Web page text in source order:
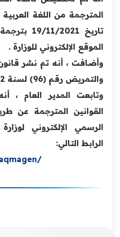
المترجمة من اللغة العربية
تاريخ 19/
الموقع الإلكتروني للوزارة .
وأضافت ، أنه تم نشر
والتمريض رقم (96) لسنة 2012" .
وتابعت المدير العام ،
القوانين المترجمة عن
الرسمي الإلكتروني
الرابط التالي: